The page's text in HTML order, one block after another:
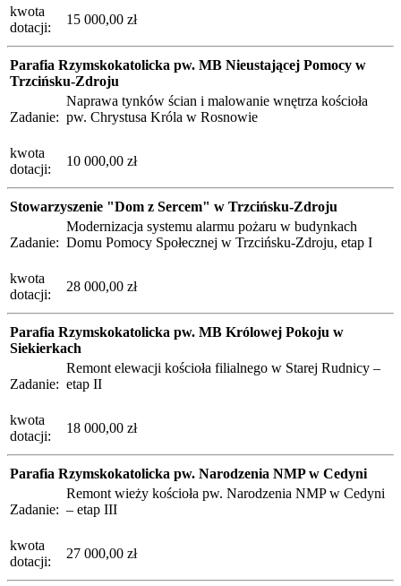
kwota
dotacji:
15 000,00 zł
Parafia Rzymskokatolicka pw. MB Nieustającej Pomocy w
Trzcińsku-Zdroju
Zadanie:
Naprawa tynków ścian i malowanie wnętrza kościoła
pw. Chrystusa Króla w Rosnowie
kwota
dotacji:
10 000,00 zł
Stowarzyszenie "Dom z Sercem" w Trzcińsku-Zdroju
Zadanie:
Modernizacja systemu alarmu pożaru w budynkach
Domu Pomocy Społecznej w Trzcińsku-Zdroju, etap I
kwota
dotacji:
28 000,00 zł
Parafia Rzymskokatolicka pw. MB Królowej Pokoju w
Siekierkach
Zadanie:
Remont elewacji kościoła filialnego w Starej Rudnicy –
etap II
kwota
dotacji:
18 000,00 zł
Parafia Rzymskokatolicka pw. Narodzenia NMP w Cedyni
Zadanie:
Remont wieży kościoła pw. Narodzenia NMP w Cedyni
– etap III
kwota
dotacji:
27 000,00 zł